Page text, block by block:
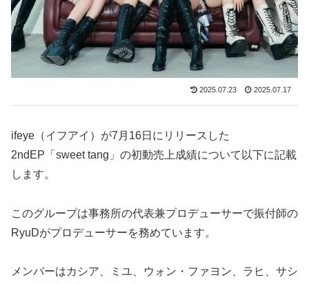
2025.07.23 2025.07.17
ifeye（イフアイ）が7月16日にリリースした
2ndEP「sweet tang」の初動売上成績について以下に記載
します。
このグループは事務所の代表兼プロデューサーで振付師の
RyuDがプロデューサーを務めています。
メンバーはカシア、ミユ、ウォン・ファヨン、ラヒ、サシ